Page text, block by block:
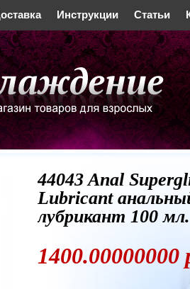
Инструкции Статьи
44043 Anal
Lubricant
лубрикант 100 мл.
1400.00000000